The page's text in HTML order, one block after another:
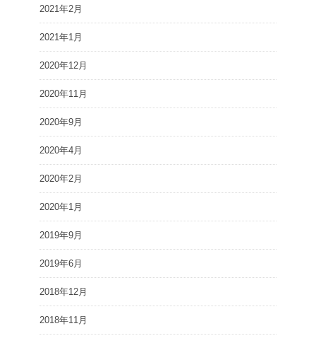
2021年2月
2021年1月
2020年12月
2020年11月
2020年9月
2020年4月
2020年2月
2020年1月
2019年9月
2019年6月
2018年12月
2018年11月